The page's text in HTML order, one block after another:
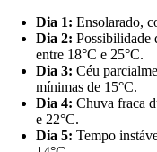
Dia 1: Ensolarado,
Dia 2: Possibilidade
entre 18°C e 25°C.
Dia 3: Céu
mínimas de 15°C.
Dia 4: Chuva fraca
e 22°C.
Dia 5: Tempo